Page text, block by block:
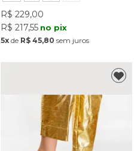
R$ 229,00
R$ 217,55 no pix
5x de R$ 45,80 sem juros